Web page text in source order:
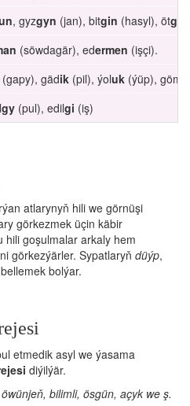
, gyzgyn (jan), bitgin (hasyl), ötgür
(söwdagär), edermen (işçi).
(gapy), gädik (pil), ýoluk (ýüp), göm
gy (pul), edilgi (iş)
atlarynyň hili we görnüşi
görkezmek üçin käbir
hili goşulmalar arkaly hem
görkezýärler. Sypatlaryň düýp,
bolýar.
etmedik asyl we ýasama
diýilýär.
bilimli, ösgün, açyk we ş.